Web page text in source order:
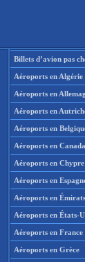
Billets d’avion pas
Aéroports en Algérie
Aéroports en
Aéroports en
Aéroports en
Aéroports en Canada
Aéroports en Chypre
Aéroports en
Aéroports en
Aéroports en États-
Aéroports en France
Aéroports en Grèce